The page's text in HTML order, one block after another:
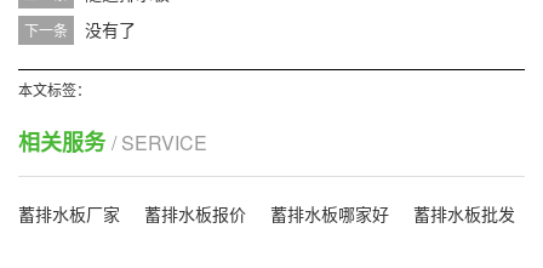
下一条 没有了
本文标签：
相关服务/ SERVICE
蓄排水板厂家 蓄排水板报价 蓄排水板哪家好 蓄排水板批发